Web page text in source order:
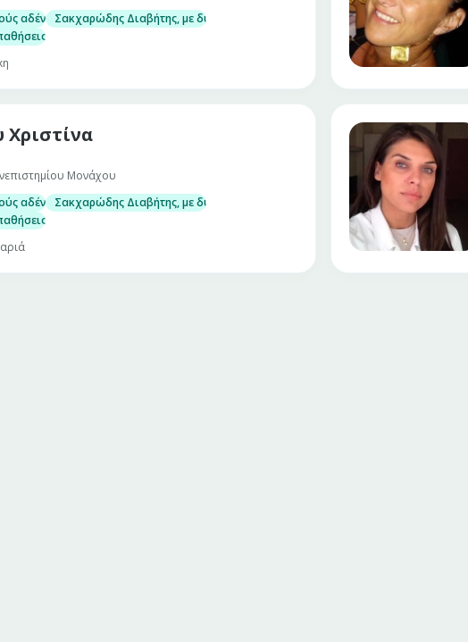
αδένα, με δυνατότητα αδρού υπερηχογραφικού ελέγχου και επί ενδείξεων
Σακχαρώδης Διαβήτης, με δυνατότητα μέτρησης στο ιατρείο
μεταβολισμού του ασβεστίου (υπερπαραθυρεοειδισμός, υπερασβεστιαιμία,
Μονάχου
αδένα, με δυνατότητα αδρού υπερηχογραφικού ελέγχου και επί ενδείξεων
Σακχαρώδης Διαβήτης, με δυνατότητα μέτρησης στο ιατρείο
μεταβολισμού του ασβεστίου (υπερπαραθυρεοειδισμός, υπερασβεστιαιμία,